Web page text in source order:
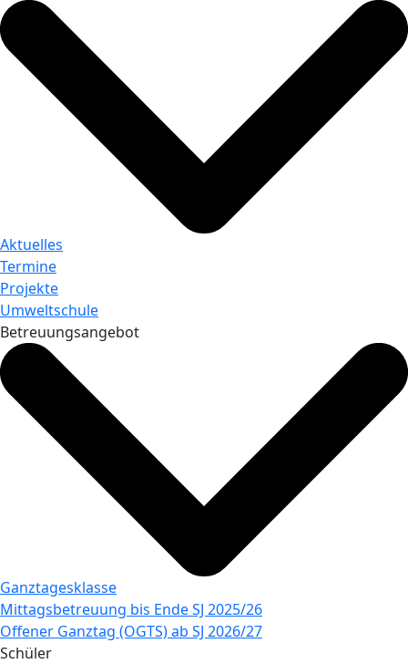
Aktuelles
Termine
Projekte
Umweltschule
Betreuungsangebot
Ganztagesklasse
Mittagsbetreuung bis Ende SJ 2025/26
Offener Ganztag (OGTS) ab SJ 2026/27
Schüler